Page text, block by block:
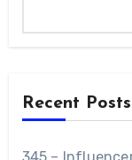
Recent Posts